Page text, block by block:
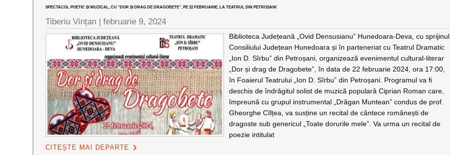
SPECTACOL POETIC ȘI MUZICAL, CU ”DOR ȘI DRAG DE DRAGOBETE”, PE 22 FEBRUARIE, LA TEATRUL DIN PETROȘANI
Tiberiu Vințan |februarie 9, 2024
Biblioteca Județeană „Ovid Densusianu” Hunedoara-Deva, cu sprijinul
Consiliului Județean Hunedoara și în parteneriat cu Teatrul Dramatic
„Ion D. Sîrbu” din Petroșani, organizează evenimentul cultural-literar
„Dor și drag de Dragobete”, în data de 22 februarie 2024, ora 17:00,
în Foaierul Teatrului „Ion D. Sîrbu” din Petroșani. Programul va fi
deschis de îndrăgitul solist de muzică populară Ciprian Roman care,
împreună cu grupul instrumental „Drăgan Muntean” condus de prof.
Gheorghe Cîlțea, va susține un recital de cântece românești de
dragoste sub genericul „Toate dorurile mele”. Va urma un recital de
poezie intitulat
CITEȘTE MAI DEPARTE